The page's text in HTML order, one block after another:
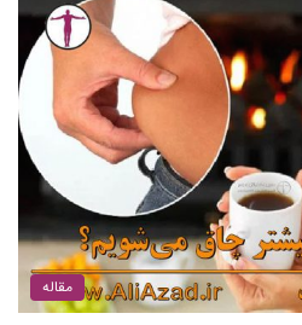
مقاله